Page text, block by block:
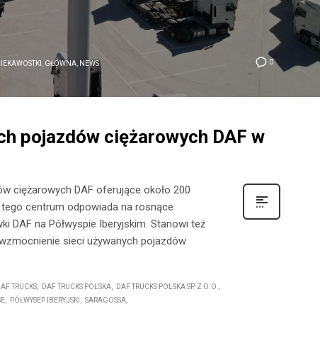
0
, GŁÓWNA, NEWS
pojazdów ciężarowych DAF w
ciężarowych DAF oferujące około 200
centrum odpowiada na rosnące
DAF na Półwyspie Iberyjskim. Stanowi też
sieci używanych pojazdów
TRUCKS DAF TRUCKS POLSKA
DAF TRUCKS POLSKA SP. Z O.O.
PÓŁWYSEP IBERYJSKI SARAGOSSA